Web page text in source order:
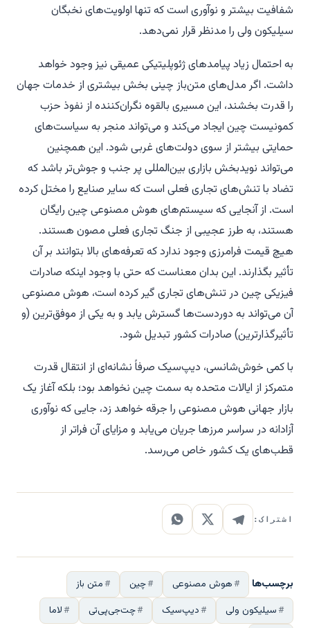
شفافیت بیشتر و نوآوری است که تنها اولویت‌های نخبگان
سیلیکون ولی را مدنظر قرار نمی‌دهد.
به احتمال زیاد پیامدهای ژئوپلیتیکی عمیقی نیز وجود خواهد
داشت. اگر مدل‌های متن‌باز چینی بخش بیشتری از خدمات جهان
را قدرت بخشند، این مسیری بالقوه نگران‌کننده از نفوذ حزب
کمونیست چین ایجاد می‌کند و می‌تواند منجر به سیاست‌های
حمایتی بیشتر از سوی دولت‌های غربی شود. این همچنین
می‌تواند نویدبخش بازاری بین‌المللی پر جنب و جوش‌تر باشد که
تضاد با تنش‌های تجاری فعلی است که سایر صنایع را مختل کرده
است. از آنجایی که سیستم‌های هوش مصنوعی چین رایگان
هستند، به طرز عجیبی از جنگ تجاری فعلی مصون هستند.
هیچ قیمت فرامرزی وجود ندارد که تعرفه‌های بالا بتوانند بر آن
تأثیر بگذارند. این بدان معناست که حتی با وجود اینکه صادرات
فیزیکی چین در تنش‌های تجاری گیر کرده است، هوش مصنوعی
آن می‌تواند به دوردست‌ها گسترش یابد و به یکی از موفق‌ترین (و
تأثیرگذارترین) صادرات کشور تبدیل شود.
با کمی خوش‌شانسی، دیپ‌سیک صرفاً نشانه‌ای از انتقال قدرت
متمرکز از ایالات متحده به سمت چین نخواهد بود؛ بلکه آغاز یک
بازار جهانی هوش مصنوعی را جرقه خواهد زد، جایی که نوآوری
آزادانه در سراسر مرزها جریان می‌یابد و مزایای آن فراتر از
قطب‌های یک کشور خاص می‌رسد.
اشتراک:
برچسب‌ها هوش مصنوعی چین
متن باز
سیلیکون ولی
دیپ‌سیک چت‌جی‌پی‌تی
لاما